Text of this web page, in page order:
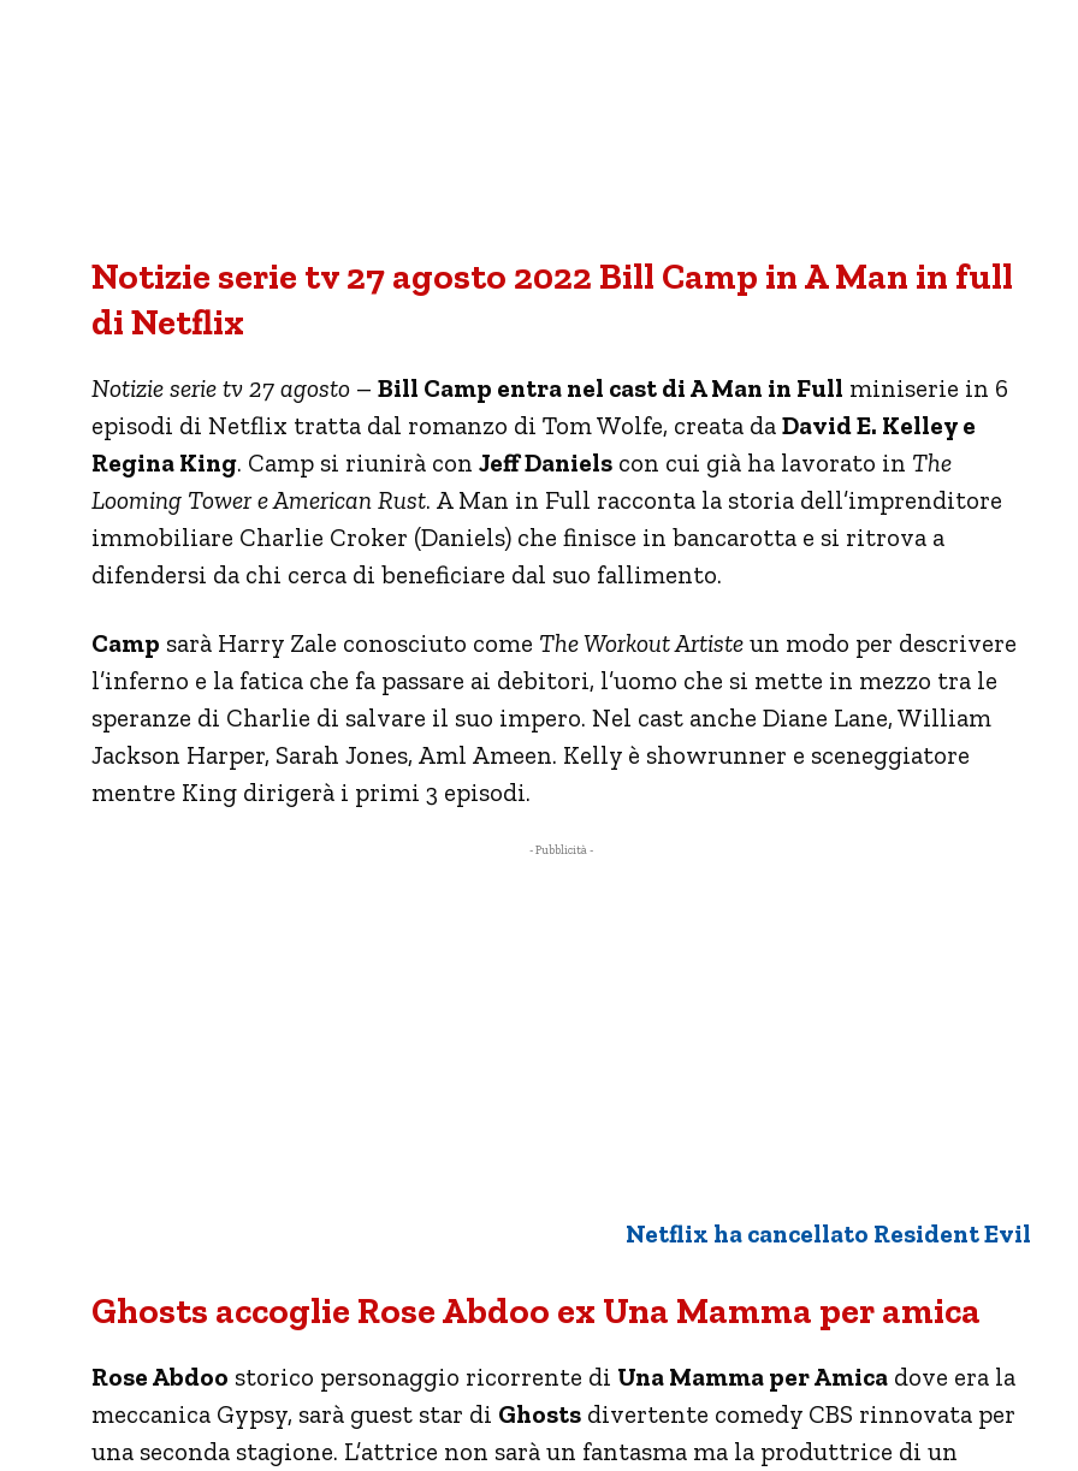
Notizie serie tv 27 agosto 2022 Bill Camp in A Man in full
di Netflix
Notizie serie tv 27 agosto – Bill Camp entra nel cast di A Man in Full miniserie in 6
episodi di Netflix tratta dal romanzo di Tom Wolfe, creata da David E. Kelley e
Regina King. Camp si riunirà con Jeff Daniels con cui già ha lavorato in The
Looming Tower e American Rust. A Man in Full racconta la storia dell’imprenditore
immobiliare Charlie Croker (Daniels) che finisce in bancarotta e si ritrova a
difendersi da chi cerca di beneficiare dal suo fallimento.
Camp sarà Harry Zale conosciuto come The Workout Artiste un modo per descrivere
l’inferno e la fatica che fa passare ai debitori, l’uomo che si mette in mezzo tra le
speranze di Charlie di salvare il suo impero. Nel cast anche Diane Lane, William
Jackson Harper, Sarah Jones, Aml Ameen. Kelly è showrunner e sceneggiatore
mentre King dirigerà i primi 3 episodi.
- Pubblicità -
Netflix ha cancellato Resident Evil
Ghosts accoglie Rose Abdoo ex Una Mamma per amica
Rose Abdoo storico personaggio ricorrente di Una Mamma per Amica dove era la
meccanica Gypsy, sarà guest star di Ghosts divertente comedy CBS rinnovata per
una seconda stagione. L’attrice non sarà un fantasma ma la produttrice di un